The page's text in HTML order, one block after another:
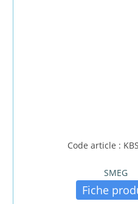
Code article :
SMEG
Fiche